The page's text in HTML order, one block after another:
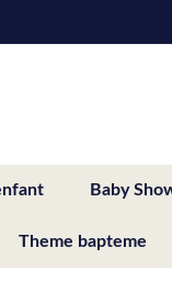
Baby
Theme bapteme